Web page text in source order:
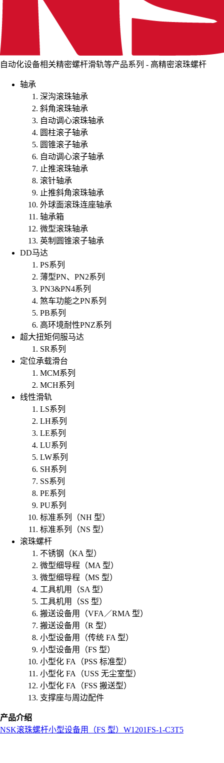
自动化设备相关精密螺杆滑轨等产品系列 - 高精密滚珠螺杆
轴承
深沟滚珠轴承
斜角滚珠轴承
自动调心滚珠轴承
圆柱滚子轴承
圆锥滚子轴承
自动调心滚子轴承
止推滚珠轴承
滚针轴承
止推斜角滚珠轴承
外球面滚珠连座轴承
轴承箱
微型滚珠轴承
英制圆锥滚子轴承
DD马达
PS系列
薄型PN、PN2系列
PN3&PN4系列
煞车功能之PN系列
PB系列
高环境耐性PNZ系列
超大扭矩伺服马达
SR系列
定位承载滑台
MCM系列
MCH系列
线性滑轨
LS系列
LH系列
LE系列
LU系列
LW系列
SH系列
SS系列
PE系列
PU系列
标准系列（NH 型）
标准系列（NS 型）
滚珠螺杆
不锈钢（KA 型）
微型细导程（MA 型）
微型细导程（MS 型）
工具机用（SA 型）
工具机用（SS 型）
搬送设备用（VFA／RMA 型）
搬送设备用（R 型）
小型设备用（传统 FA 型）
小型设备用（FS 型）
小型化 FA（PSS 标准型）
小型化 FA（USS 无尘室型）
小型化 FA（FSS 搬送型）
支撑座与周边配件
产品介绍
NSK滚珠螺杆小型设备用（FS 型） W1201FS-1-C3T5